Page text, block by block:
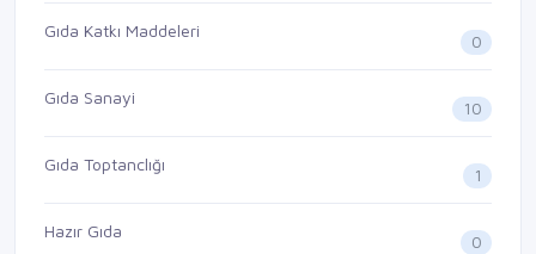
Gıda Katkı Maddeleri
0
Gıda Sanayi
10
Gıda Toptanclığı
1
Hazır Gıda
0